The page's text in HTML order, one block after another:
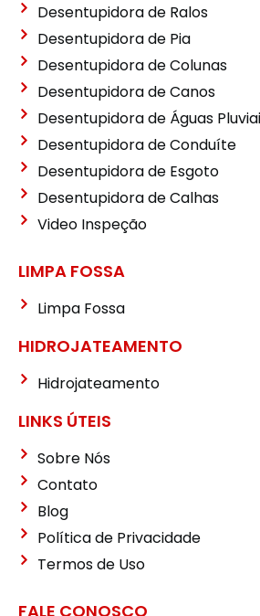
Desentupidora de Ralos
Desentupidora de Pia
Desentupidora de Colunas
Desentupidora de Canos
Desentupidora de Águas
Desentupidora de Conduíte
Desentupidora de Esgoto
Desentupidora de Calhas
Video Inspeção
LIMPA FOSSA
Limpa Fossa
HIDROJATEAMENTO
Hidrojateamento
LINKS ÚTEIS
Sobre Nós
Contato
Blog
Política de Privacidade
Termos de Uso
FALE CONOSCO